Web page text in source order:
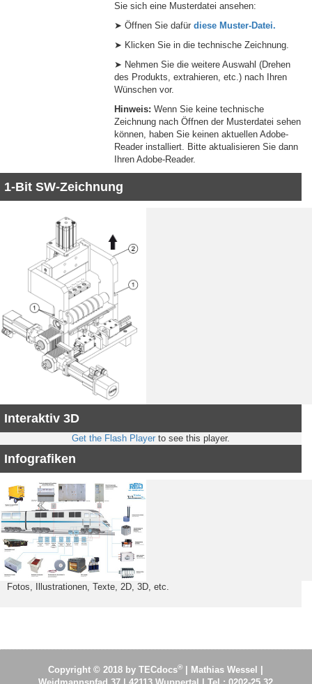
Sie sich eine Musterdatei ansehen:
➤ Öffnen Sie dafürdiese Muster-Datei.
➤ Klicken Sie in die technische Zeichnung.
➤ Nehmen Sie die weitere Auswahl (Drehen
des Produkts, extrahieren, etc.) nach Ihren
Wünschen vor.
Hinweis: Wenn Sie keine technische
Zeichnung nach Öffnen der Musterdatei sehen
können, haben Sie keinen aktuellen Adobe-
Reader installiert. Bitte aktualisieren Sie dann
Ihren Adobe-Reader.
1-Bit SW-Zeichnung
Interaktiv 3D
Get the Flash Player to see this player.
Infografiken
Fotos, Illustrationen, Texte, 2D, 3D, etc.
Copyright © 2018 by TECdocs®
| Mathias Wessel |